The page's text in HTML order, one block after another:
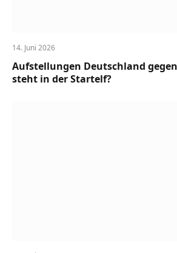
14. Juni 2026
Aufstellungen Deutschland
steht in der Startelf?